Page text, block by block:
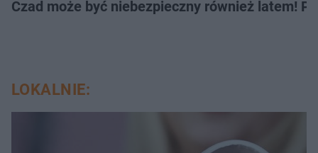
Czad może być niebezpieczny również latem!
LOKALNIE: